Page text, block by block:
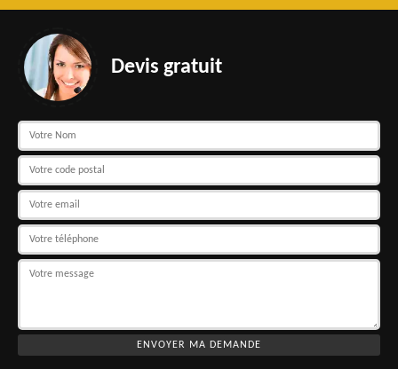
Devis gratuit